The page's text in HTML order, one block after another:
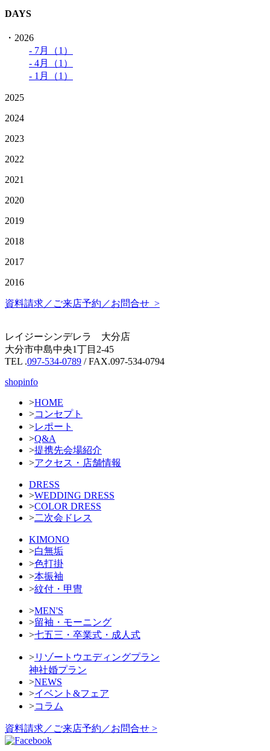
DAYS
・2026
- 7月（1）
- 4月（1）
- 1月（1）
2025
2024
2023
2022
2021
2020
2019
2018
2017
2016
資料請求／ご来店予約／お問合せ >
レイジーシンデレラ 大分店
大分市中島中央1丁目2-45
TEL .097-534-0789 / FAX.097-534-0794
shopinfo
>HOME
>コンセプト
>レポート
>Q&A
>提携先会場紹介
>アクセス・店舗情報
DRESS
>WEDDING DRESS
>COLOR DRESS
>二次会ドレス
KIMONO
>白無垢
>色打掛
>本振袖
>紋付・甲冑
>MEN'S
>留袖・モーニング
>七五三・卒業式・成人式
>リゾートウエディングプラン
神社婚プラン
>NEWS
>イベント&フェア
>コラム
資料請求／ご来店予約／お問合せ >